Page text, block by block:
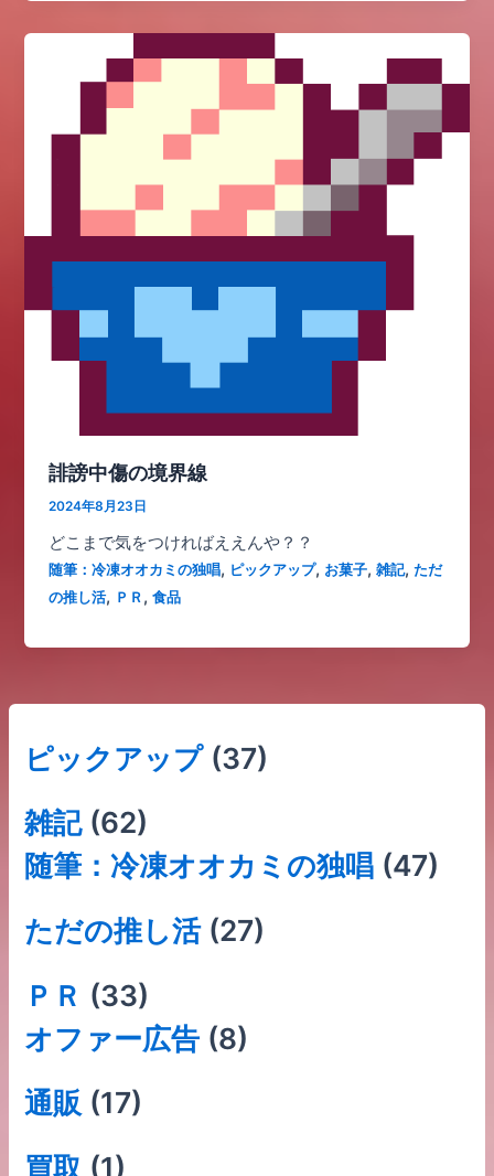
誹謗中傷の境界線
2024年8月23日
どこまで気をつければええんや？？
随筆：冷凍オオカミの独唱, ピックアップ, お菓子,雑記,ただ
の推し活, ＰＲ ,食品
ピックアップ(37)
雑記(62)
随筆：冷凍オオカミの独唱 (47)
ただの推し活(27)
ＰＲ (33)
オファー広告 (8)
通販 (17)
買取 (1)